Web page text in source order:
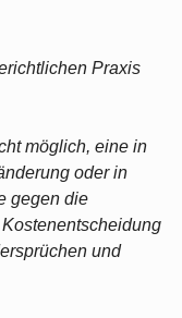
Praxis
möglich, eine in
oder in
gegen die
und